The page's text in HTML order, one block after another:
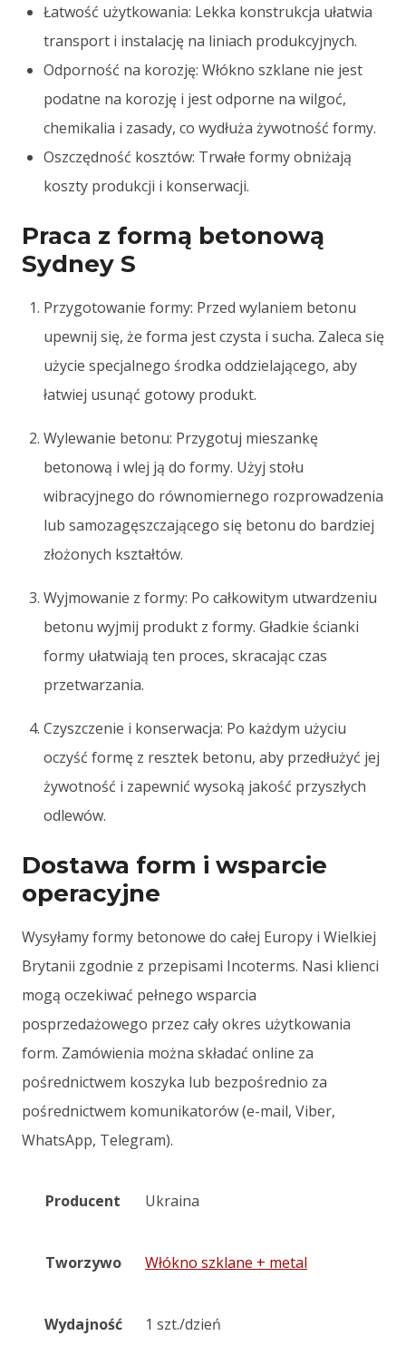
Łatwość użytkowania: Lekka konstrukcja ułatwia
transport i instalację na liniach produkcyjnych.
Odporność na korozję: Włókno szklane nie jest
podatne na korozję i jest odporne na wilgoć,
chemikalia i zasady, co wydłuża żywotność formy.
Oszczędność kosztów: Trwałe formy obniżają
koszty produkcji i konserwacji.
Praca z formą betonową
Sydney S
Przygotowanie formy: Przed wylaniem betonu
upewnij się, że forma jest czysta i sucha. Zaleca się
użycie specjalnego środka oddzielającego, aby
łatwiej usunąć gotowy produkt.
Wylewanie betonu: Przygotuj mieszankę
betonową i wlej ją do formy. Użyj stołu
wibracyjnego do równomiernego rozprowadzenia
lub samozagęszczającego się betonu do bardziej
złożonych kształtów.
Wyjmowanie z formy: Po całkowitym utwardzeniu
betonu wyjmij produkt z formy. Gładkie ścianki
formy ułatwiają ten proces, skracając czas
przetwarzania.
Czyszczenie i konserwacja: Po każdym użyciu
oczyść formę z resztek betonu, aby przedłużyć jej
żywotność i zapewnić wysoką jakość przyszłych
odlewów.
Dostawa form i wsparcie
operacyjne
Wysyłamy formy betonowe do całej Europy i Wielkiej
Brytanii zgodnie z przepisami Incoterms. Nasi klienci
mogą oczekiwać pełnego wsparcia
posprzedażowego przez cały okres użytkowania
form. Zamówienia można składać online za
pośrednictwem koszyka lub bezpośrednio za
pośrednictwem komunikatorów (e-mail, Viber,
WhatsApp, Telegram).
Producent Ukraina
Tworzywo Włókno szklane + metal
Wydajność 1 szt./dzień